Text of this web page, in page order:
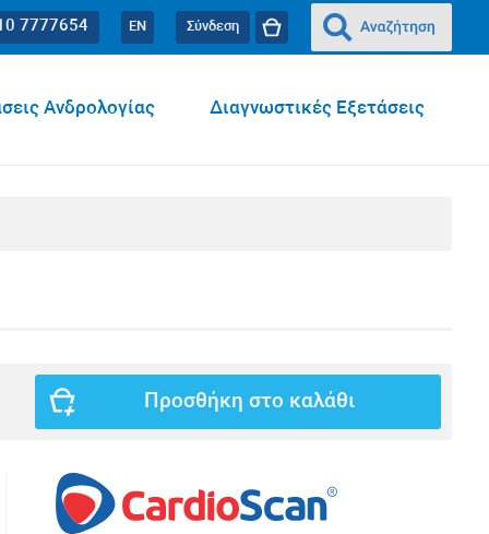
Σύνδεση
EN
7777654
Διαγνωστικές Εξετάσεις
Ανδρολογίας
Προσθήκη στο καλάθι